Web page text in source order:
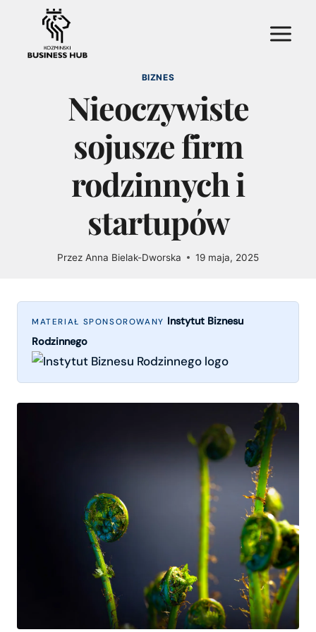
BIZNES
Nieoczywiste
sojusze firm
rodzinnych i
startupów
Przez Anna Bielak-Dworska 19 maja, 2025
MATERIAŁ SPONSOROWANY Instytut Biznesu
Rodzinnego